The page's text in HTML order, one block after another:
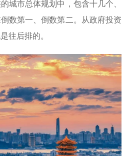
城市总体规划中，包含十几个、
数第一、倒数第二。从政府投资
往后排的。